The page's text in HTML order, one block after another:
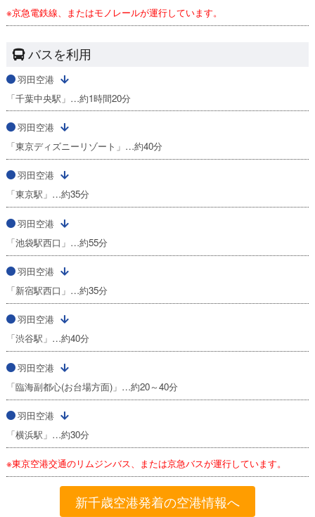
※京急電鉄線、またはモノレールが運行しています。
バスを利用
羽田空港
「千葉中央駅」…約1時間20分
羽田空港
「東京ディズニーリゾート」…約40分
羽田空港
「東京駅」…約35分
羽田空港
「池袋駅西口」…約55分
羽田空港
「新宿駅西口」…約35分
羽田空港
「渋谷駅」…約40分
羽田空港
「臨海副都心(お台場方面)」…約20～40分
羽田空港
「横浜駅」…約30分
※東京空港交通のリムジンバス、または京急バスが運行しています。
新千歳空港発着の空港情報へ